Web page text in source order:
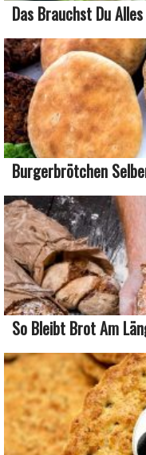
Das Brauchst Du
Burgerbrötchen
So Bleibt Brot Am